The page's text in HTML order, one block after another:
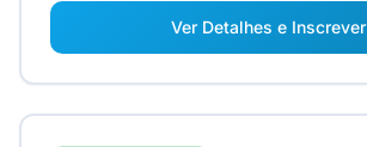
Ver Detalhes e Inscrever